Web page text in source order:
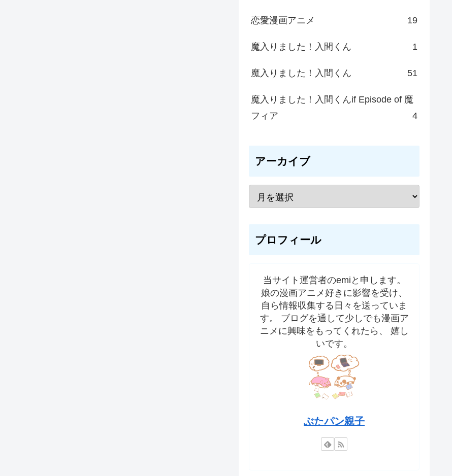
恋愛漫画アニメ 19
魔入りました！入間くん 1
魔入りました！入間くん 51
魔入りました！入間くんif Episode of 魔
フィア
4
アーカイブ
プロフィール
当サイト運営者のemiと申します。
娘の漫画アニメ好きに影響を受け、
自ら情報収集する日々を送っていま
す。 ブログを通して少しでも漫画ア
ニメに興味をもってくれたら、 嬉し
いです。
ぶたパン親子